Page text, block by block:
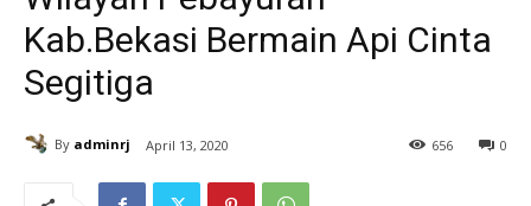
Kab.Bekasi Bermain Api Cinta
Segitiga
By adminrj April 13, 2020 0
656